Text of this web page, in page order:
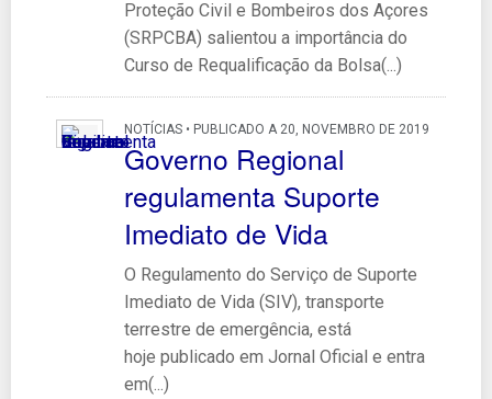
Proteção Civil e Bombeiros dos Açores
(SRPCBA) salientou a importância do
Curso de Requalificação da Bolsa(...)
NOTÍCIAS • PUBLICADO A 20, NOVEMBRO DE 2019
Governo Regional
regulamenta Suporte
Imediato de Vida
O Regulamento do Serviço de Suporte
Imediato de Vida (SIV), transporte
terrestre de emergência, está
hoje publicado em Jornal Oficial e entra
em(...)